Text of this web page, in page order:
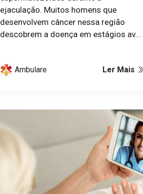
ejaculação. Muitos homens que
desenvolvem câncer nessa região
descobrem a doença em estágios av...
Ambulare Ler Mais